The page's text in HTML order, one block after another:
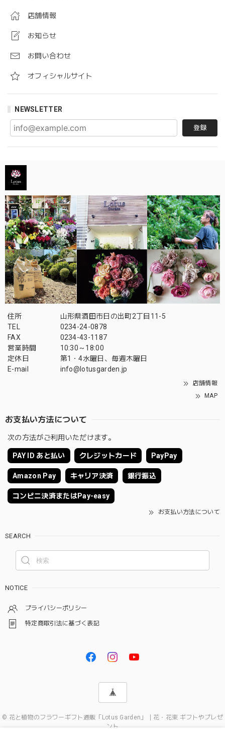
店舗情報
お知らせ
お問い合わせ
オフィシャルサイト
NEWSLETTER
登録
住所
山形県酒田市日の出町2丁目11-5
TEL
0234-24-0878
FAX
0234-43-1187
営業時間
10:30～18:00
定休日
第1・4水曜日、毎週木曜日
E-mail
info@lotusgarden.jp
店舗情報
MAP
お支払い方法について
次の方法がご利用いただけます。
PAY ID あと払い クレジットカード PayPay
Amazon Pay キャリア決済 銀行振込
コンビニ決済またはPay-easy
お支払い方法について
SEARCH
NOTICE
プライバシーポリシー
特定商取引法に基づく表記
© 花と植物のフラワーギフト通販「Lotus Garden」｜花・花束 ギフトやプレゼ
ント